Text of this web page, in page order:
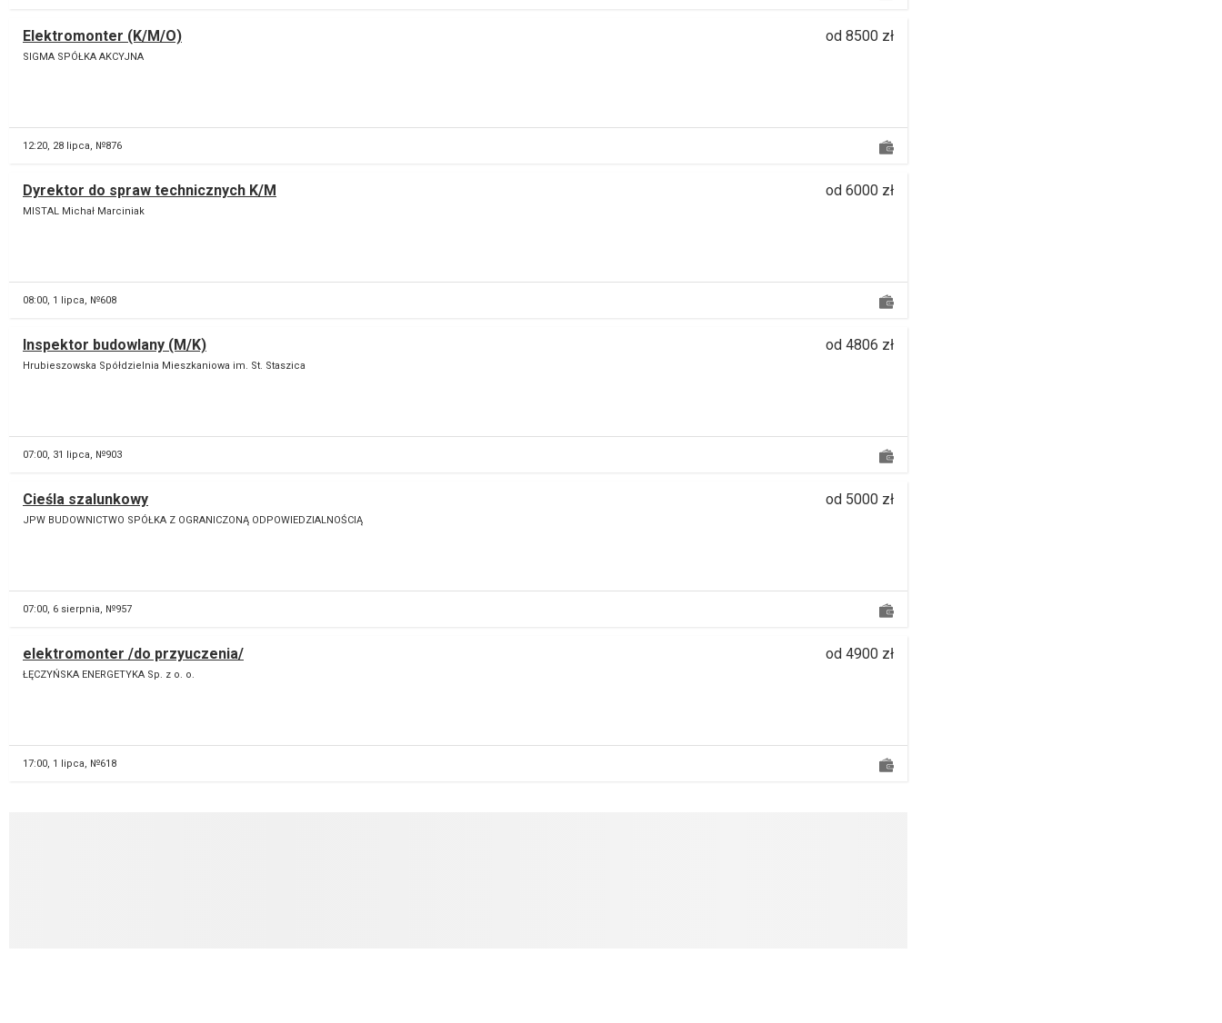
Elektromonter (K/M/O) od 8500 zł
SIGMA SPÓŁKA AKCYJNA
12:20, 28 lipca, №876
Dyrektor do spraw technicznych K/M od 6000 zł
MISTAL Michał Marciniak
08:00, 1 lipca, №608
Inspektor budowlany (M/K) od 4806 zł
Hrubieszowska Spółdzielnia Mieszkaniowa im. St. Staszica
07:00, 31 lipca, №903
Cieśla szalunkowy od 5000 zł
JPW BUDOWNICTWO SPÓŁKA Z OGRANICZONĄ ODPOWIEDZIALNOŚCIĄ
07:00, 6 sierpnia, №957
elektromonter /do przyuczenia/ od 4900 zł
ŁĘCZYŃSKA ENERGETYKA Sp. z o. o.
17:00, 1 lipca, №618